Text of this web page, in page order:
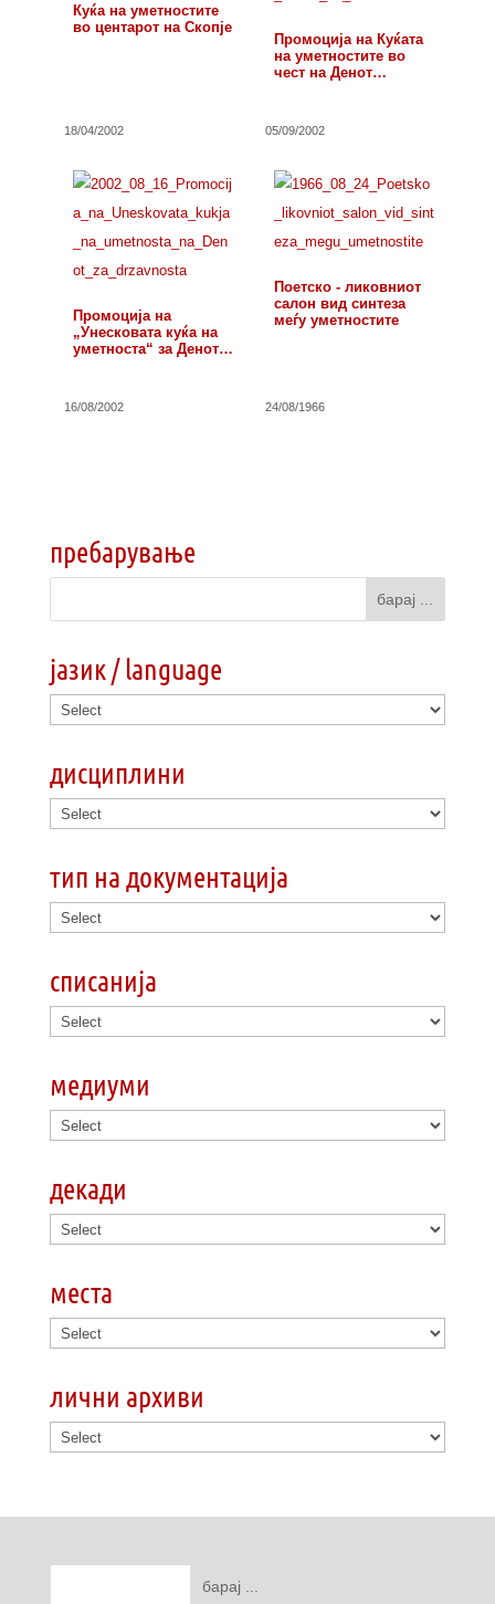
Куќа на уметностите
во центарот на Скопје
18/04/2002
Промоција на Куќата
на уметностите во
чест на Денот…
05/09/2002
Промоција на
„Унесковата куќа на
уметноста“ за Денот…
16/08/2002
Поетско - ликовниот
салон вид синтеза
меѓу уметностите
24/08/1966
пребарување
јазик / language
дисциплини
тип на документација
списанија
медиуми
декади
места
лични архиви